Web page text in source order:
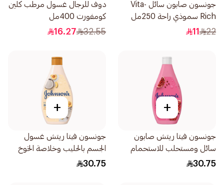
جونسون صابون سائل Vita-
Rich سموذي راحة 250مل
22
11
دوف للرجال غسول مرطب كلين
كومفورت 400مل
32.55
16.27
+
جونسون فيتا ريتش صابون
سائل ومستحلب للاستحمام
بخلاصة الرمان 400مل
30.75
+
جونسون فيتا ريتش غسول
الجسم بالحليب وخلاصة الخوخ
وجوز الهند 400مل
30.75